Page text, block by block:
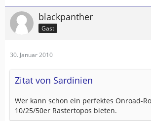
blackpanther
Gast
30. Januar 2010
Zitat von Sardinien
Wer kann schon ein perfektes Onroad-
10/25/50er Rastertopos bieten.